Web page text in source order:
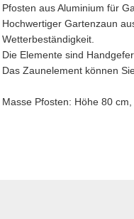
Pfosten aus Aluminium für
Hochwertiger Gartenzaun
Wetterbeständigkeit.
Die Elemente sind
Das Zaunelement können
Masse Pfosten: Höhe 80